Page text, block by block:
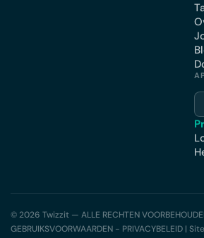
© 2026 Twizzit — ALLE RECHTEN
GEBRUIKSVOORWAARDEN - PRIVACYBELEID |